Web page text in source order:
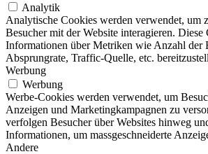
Analytik
Analytische Cookies werden verwendet, um
Besucher mit der Website interagieren. Diese
Informationen über Metriken wie Anzahl der
Absprungrate, Traffic-Quelle, etc.
Werbung
Werbung
Werbe-Cookies werden verwendet, um
Anzeigen und Marketingkampagnen zu
verfolgen Besucher über Websites hinweg
Informationen, um massgeschneiderte
Andere